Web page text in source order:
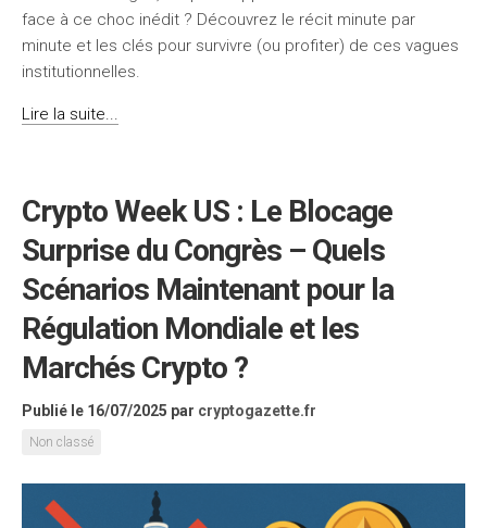
face à ce choc inédit ? Découvrez le récit minute par
minute et les clés pour survivre (ou profiter) de ces vagues
institutionnelles.
Lire la suite...
Crypto Week US : Le Blocage
Surprise du Congrès – Quels
Scénarios Maintenant pour la
Régulation Mondiale et les
Marchés Crypto ?
Publié le 16/07/2025 par cryptogazette.fr
Non classé